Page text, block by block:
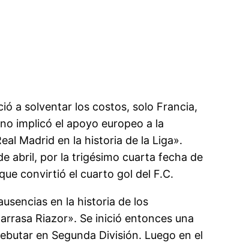
a solventar los costos, solo Francia,
implicó el apoyo europeo a la
Madrid en la historia de la Liga».
abril, por la trigésimo cuarta fecha de
convirtió el cuarto gol del F.C.
en la historia de los
Riazor». Se inició entonces una
en Segunda División. Luego en el